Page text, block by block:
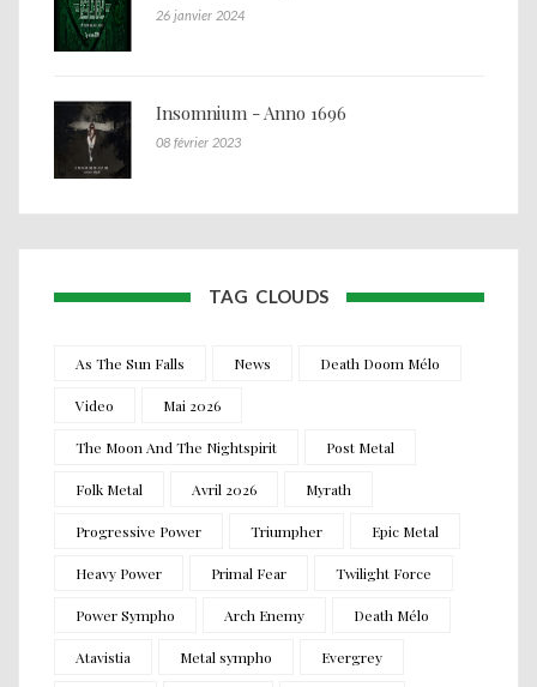
26 janvier 2024
Insomnium - Anno 1696
08 février 2023
TAG CLOUDS
As The Sun Falls News Death Doom Mélo
Video Mai 2026
The Moon And The Nightspirit Post Metal
Folk Metal Avril 2026 Myrath
Progressive Power Triumpher Epic Metal
Heavy Power Primal Fear Twilight Force
Power Sympho Arch Enemy Death Mélo
Atavistia Metal sympho Evergrey